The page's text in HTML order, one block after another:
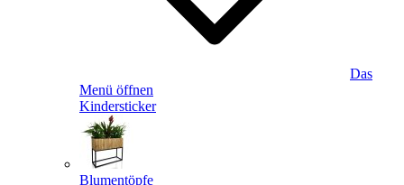
Das
Menü öffnen
Kindersticker
Blumentöpfe